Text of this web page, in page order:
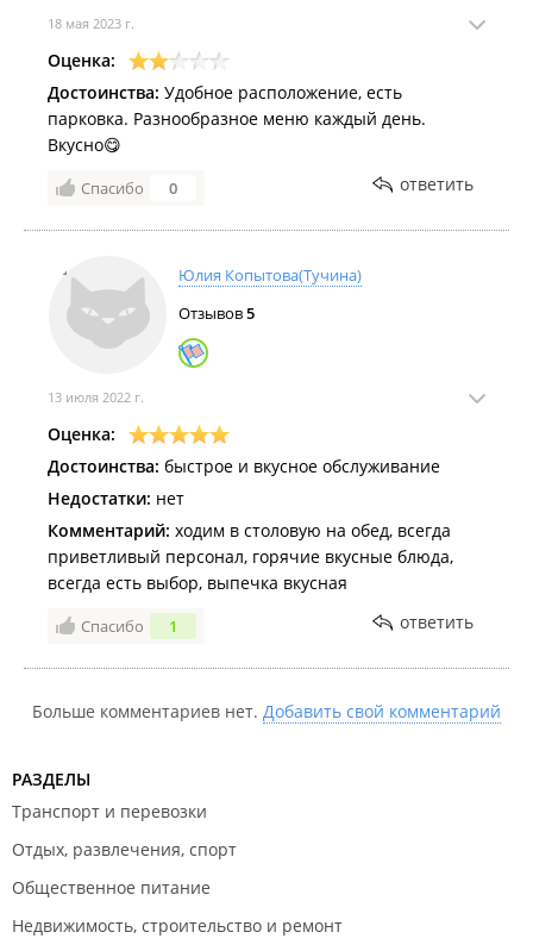
18 мая 2023 г.
Оценка:
Достоинства: Удобное расположение, есть
парковка. Разнообразное меню каждый день.
Вкусно😋
Спасибо 0 ответить
Юлия Копытова(Тучина)
Отзывов5
13 июля 2022 г.
Оценка:
Достоинства: быстрое и вкусное обслуживание
Недостатки: нет
Комментарий: ходим в столовую на обед, всегда
приветливый персонал, горячие вкусные блюда,
всегда есть выбор, выпечка вкусная
Спасибо 1 ответить
Больше комментариев нет. Добавить свой комментарий
РАЗДЕЛЫ
Транспорт и перевозки
Отдых, развлечения, спорт
Общественное питание
Недвижимость, строительство и ремонт